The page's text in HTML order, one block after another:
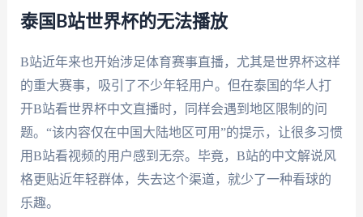
泰国B站世界杯的无法播放
B站近年来也开始涉足体育赛事直播，尤其是世界杯这样
的重大赛事，吸引了不少年轻用户。但在泰国的华人打
开B站看世界杯中文直播时，同样会遇到地区限制的问
题。“该内容仅在中国大陆地区可用”的提示，让很多习惯
用B站看视频的用户感到无奈。毕竟，B站的中文解说风
格更贴近年轻群体，失去这个渠道，就少了一种看球的
乐趣。